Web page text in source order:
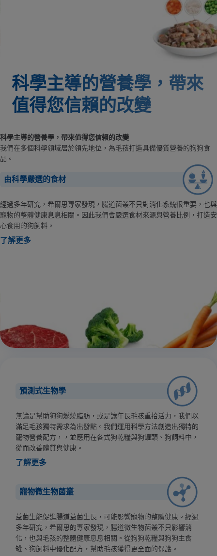
科學主導的營養學，帶來
值得您信賴的改變
科學主導的營養學，帶來值得您信賴的改變
我們在多個科學領域居於領先地位，為毛孩打造具備優質營養的狗狗食
品。
由科學嚴選的食材
經過多年研究，希爾思專家發現，腸道菌叢不只對消化系統很重要，也與
寵物的整體健康息息相關。因此我們會嚴選食材來源與營養比例，打造安
心食用的狗飼料。
了解更多
預測式生物學
無論是幫助狗狗燃燒脂肪，或是讓年長毛孩重拾活力，我們以
滿足毛孩獨特需求為出發點。我們運用科學方法創造出獨特的
寵物營養配方，，並應用在各式狗乾糧與狗罐頭、狗飼料中，
從而改善體質與健康。
了解更多
寵物微生物菌叢
益菌生能促進腸道益菌生長，可能影響寵物的整體健康。經過
多年研究，希爾思的專家發現，腸道微生物菌叢不只影響消
化，也與毛孩的整體健康息息相關。從狗狗乾糧與狗狗主食
罐、狗飼料中優化配方，幫助毛孩獲得更全面的保護。